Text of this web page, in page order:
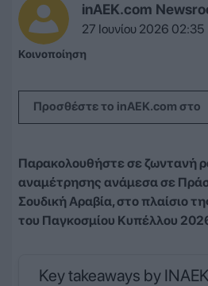
inAEK.com
27 Ιουνίου 2026 02:35
Κοινοποίηση
Προσθέστε το inAEK.com στο
Παρακολουθήστε σε ζωντανή
αναμέτρησης ανάμεσα σε
Σουδική Αραβία, στο πλαίσιο
του Παγκοσμίου Κυπέλλου
Key takeaways by